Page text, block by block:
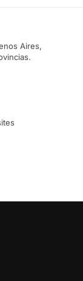
Aires,